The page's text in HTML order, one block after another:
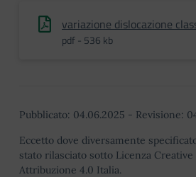
variazione dislocazione
pdf - 536 kb
Pubblicato: 04.06.2025 - Revisione:
Eccetto dove diversamente
stato rilasciato sotto Licenza
Attribuzione 4.0 Italia.